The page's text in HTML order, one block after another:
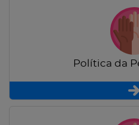
Política da